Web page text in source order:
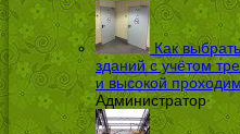
Как
зданий с учётом
и высокой
Администратор